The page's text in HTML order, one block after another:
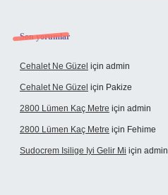
Son yorumlar
Cehalet Ne Güzel için admin
Cehalet Ne Güzel için Pakize
2800 Lümen Kaç Metre için admin
2800 Lümen Kaç Metre için Fehime
Sudocrem Isilige Iyi Gelir Mi için admin